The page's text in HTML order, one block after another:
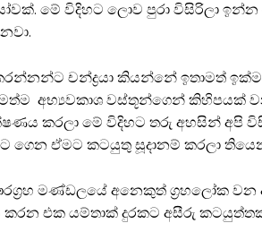
මේ විදිහට ලොව පුරා විසිරිලා ඉන්න
චන්ද්‍රයා කියන්නේ ඉතාමත්
අභ්‍යවකාශ වස්තූන්ගෙන්
කරලා මේ විදිහට තරු අහසින්
ගෙන ඒමට කටයුතු සූදානම් කරලා
මණ්ඩලයේ අනෙකුත් ග්‍රහලෝක
එක යම්තාක් දුරකට අසීරු